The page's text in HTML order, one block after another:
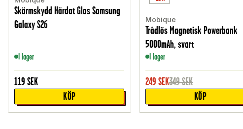
Skärmskydd Härdat Glas Samsung
Galaxy S26
I lager
119 SEK
KÖP
Mobique
Trådlös Magnetisk Powerbank
5000mAh, svart
I lager
249 SEK349SEK
KÖP